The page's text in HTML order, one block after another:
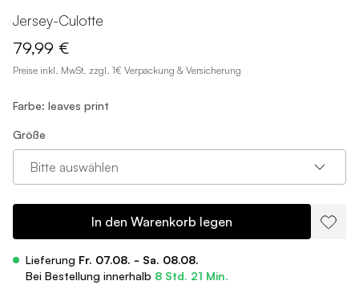
Jersey-Culotte
79,99 €
Preise inkl. MwSt. zzgl. 1€ Verpackung & Versicherung
Farbe: leaves print
Größe
Bitte auswählen
In den Warenkorb legen
Lieferung Fr. 07.08. - Sa. 08.08.
Bei Bestellung innerhalb 8 Std. 21 Min.